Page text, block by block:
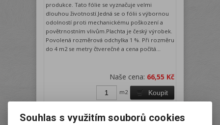
produkce. Tato fólie se vyznačuje velmi
dlouhou životností.Jedná se o fólii s výbornou
odolností proti mechanickému poškození a
povětrnostním vlivům.Plachta je český výrobek.
Povolená rozměrová odchylka 1 %. Při rozměru
do 4 m2 se metry čtverečné a cena počítá...
Naše cena: 66,55 Kč
Koupit
m2
Souhlas s využitím souborů cookies